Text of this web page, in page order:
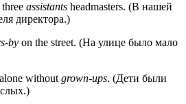
assistants headmasters. (В нашей
директора.)
by on the street. (На улице было мало
without grown-ups. (Дети были